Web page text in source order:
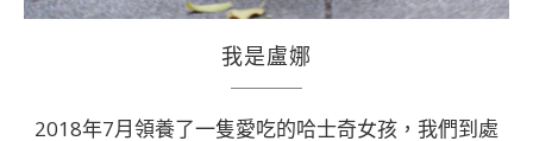
我是盧娜
2018年7月領養了一隻愛吃的哈士奇女孩，我們到處